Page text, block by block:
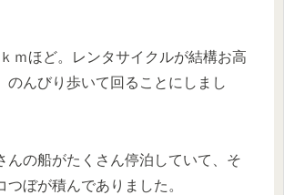
ｍほど。レンタサイクルが結構お高
のんびり歩いて回ることにしまし
んの船がたくさん停泊していて、そ
つぼが積んでありました。